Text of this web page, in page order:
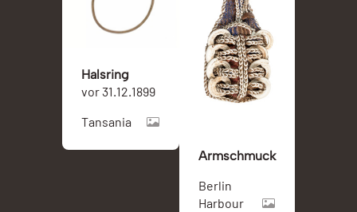
Halsring
vor 31.12.1899
Tansania
Armschmuck
Berlin
Harbour